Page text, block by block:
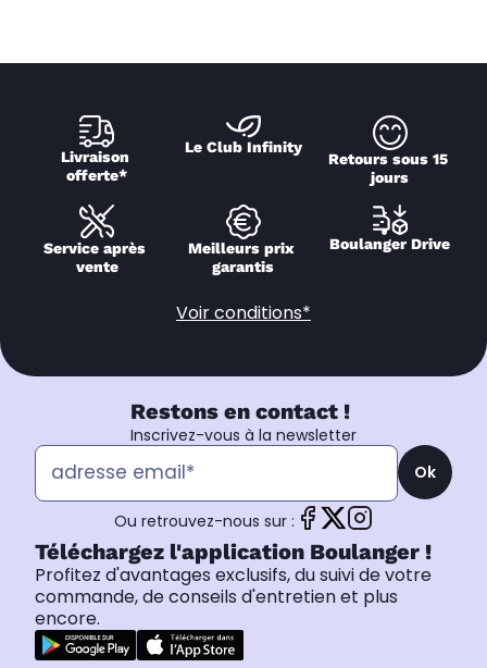
Livraison
offerte*
Le Club Infinity
Retours sous 15
jours
Service après
vente
Meilleurs prix
garantis
Boulanger Drive
Voir conditions*
Restons en contact !
Inscrivez-vous à la newsletter
Ok
Ou retrouvez-nous sur :
Téléchargez l'application Boulanger !
Profitez d'avantages exclusifs, du suivi de votre
commande, de conseils d'entretien et plus
encore.